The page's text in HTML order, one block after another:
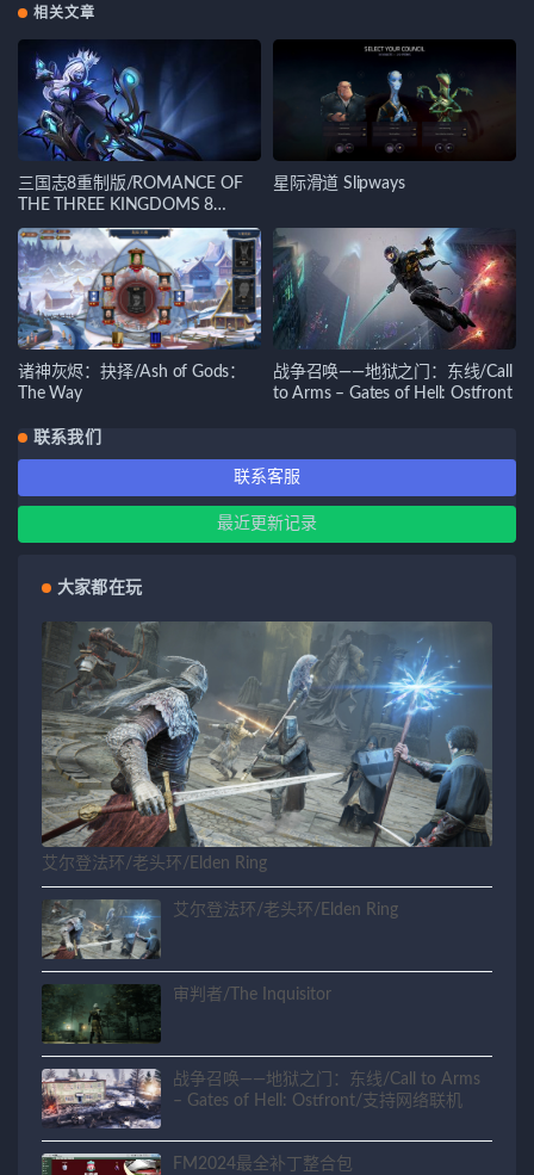
相关文章
三国志8重制版/ROMANCE OF
THE THREE KINGDOMS 8
REMAKE
星际滑道 Slipways
诸神灰烬：抉择/Ash of Gods：
The Way
战争召唤——地狱之门：东线/Call
to Arms – Gates of Hell: Ostfront
联系我们
联系客服
最近更新记录
大家都在玩
艾尔登法环/老头环/Elden Ring
艾尔登法环/老头环/Elden Ring
审判者/The Inquisitor
战争召唤——地狱之门：东线/Call to Arms
– Gates of Hell: Ostfront/支持网络联机
FM2024最全补丁整合包